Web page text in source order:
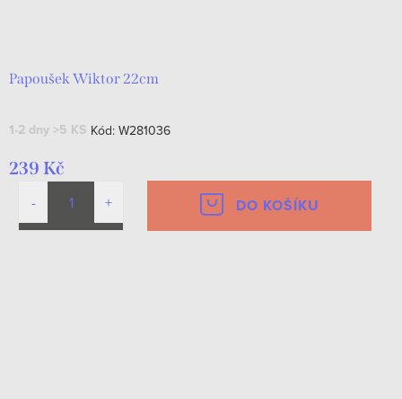
Papoušek Wiktor 22cm
1-2 dny >5 KS Kód: W281036
239 Kč
DO KOŠÍKU